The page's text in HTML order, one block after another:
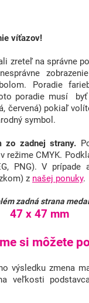
víťazov!
zreteľ na správne
Poradie
poradie musí
červená) pokiaľ
symbol.
zo zadnej strany.
režime CMYK.
PNG). V prípade
z našej ponuky.
zadná strana
47 x 47 mm
si môžete
výsledku zmena
veľkosti